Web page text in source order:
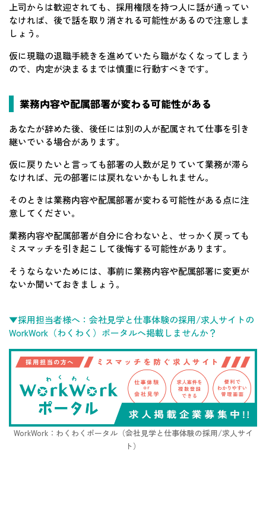
上司からは歓迎されても、採用権限を持つ人に話が通ってい
なければ、後で話を取り消される可能性があるので注意しま
しょう。
仮に現職の退職手続きを進めていたら職がなくなってしまう
ので、内定が決まるまでは慎重に行動すべきです。
業務内容や配属部署が変わる可能性がある
あなたが辞めた後、後任には別の人が配属されて仕事を引き
継いでいる場合があります。
仮に戻りたいと言っても部署の人数が足りていて業務が滞ら
なければ、元の部署には戻れないかもしれません。
そのときは業務内容や配属部署が変わる可能性がある点に注
意してください。
業務内容や配属部署が自分に合わないと、せっかく戻っても
ミスマッチを引き起こして後悔する可能性があります。
そうならないためには、事前に業務内容や配属部署に変更が
ないか聞いておきましょう。
▼採用担当者様へ：会社見学と仕事体験の採用/求人サイトの
WorkWork（わくわく）ポータルへ掲載しませんか？
WorkWork：わくわくポータル（会社見学と仕事体験の採用/求人サイ
ト）